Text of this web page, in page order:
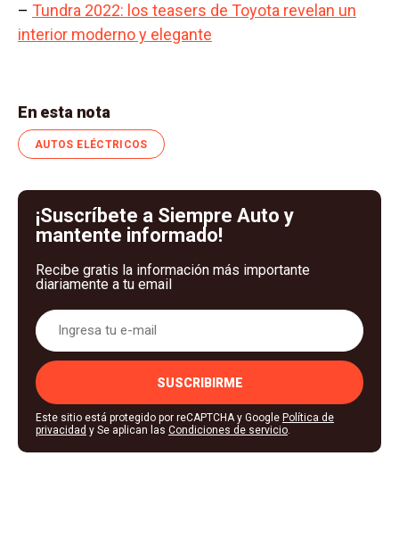
– Tundra 2022: los teasers de Toyota revelan un
interior moderno y elegante
En esta nota
AUTOS ELÉCTRICOS
¡Suscríbete a Siempre Auto y
mantente informado!
Recibe gratis la información más importante
diariamente a tu email
SUSCRIBIRME
Este sitio está protegido por reCAPTCHA y Google Política de
privacidad y Se aplican las Condiciones de servicio.